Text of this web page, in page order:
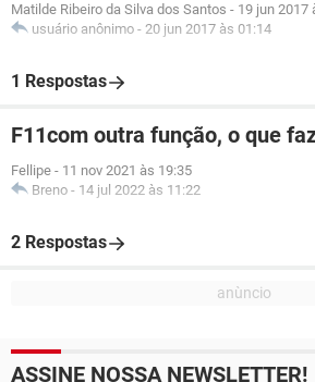
Matilde Ribeiro da Silva dos Santos - 19 jun 2017
usuário anônimo - 20 jun 2017 às 01:14
1 Respostas
F11com outra função, o que
Fellipe - 11 nov 2021 às 19:35
Breno - 14 jul 2022 às 11:22
2 Respostas
ASSINE NOSSA NEWSLETTER!